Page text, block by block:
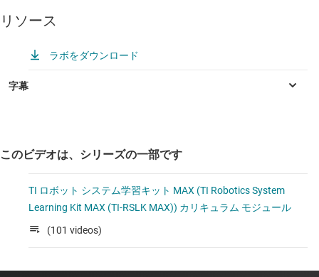
リソース
ラボをダウンロード
このビデオは、シリーズの一部です
TI ロボット システム学習キット MAX (TI Robotics System
Learning Kit MAX (TI-RSLK MAX)) カリキュラム モジュール
(101 videos)